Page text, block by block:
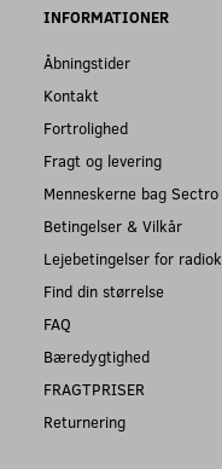
INFORMATIONER
Åbningstider
Kontakt
Fortrolighed
Fragt og levering
Menneskerne bag Sectro
Betingelser & Vilkår
Lejebetingelser for
Find din størrelse
FAQ
Bæredygtighed
FRAGTPRISER
Returnering